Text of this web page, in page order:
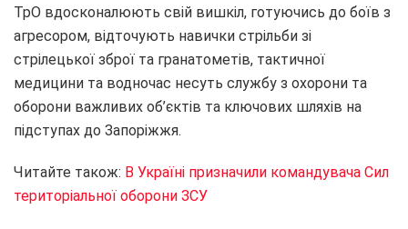
ТрО вдосконалюють свій вишкіл, готуючись до боїв з
агресором, відточують навички стрільби зі
стрілецької зброї та гранатометів, тактичної
медицини та водночас несуть службу з охорони та
оборони важливих об’єктів та ключових шляхів на
підступах до Запоріжжя.
Читайте також: В Україні призначили командувача Сил
територіальної оборони ЗСУ